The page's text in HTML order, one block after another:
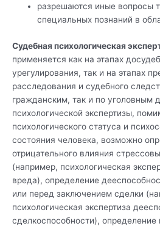
разрешаются иные вопросы
специальных познаний в
Судебная психологическая
применяется как на этапах
урегулирования, так и на этапах
расследования и судебного
гражданским, так и по уголовным
психологической экспертизы,
психологического статуса и
состояния человека, возможно
отрицательного влияния
(например, психологическая
вреда), определение
или перед заключением сделки
психологическая экспертиза
сделкоспособности), определение